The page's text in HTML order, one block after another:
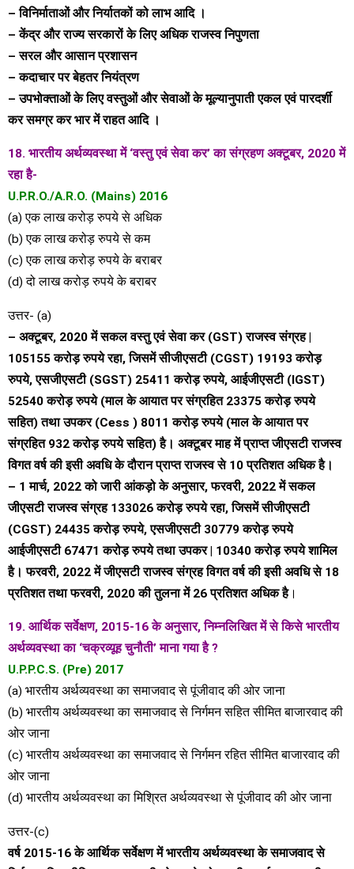
– विनिर्माताओं और निर्यातकों को लाभ आदि ।
– केंद्र और राज्य सरकारों के लिए अधिक राजस्व निपुणता
– सरल और आसान प्रशासन
– कदाचार पर बेहतर नियंत्रण
– उपभोक्ताओं के लिए वस्तुओं और सेवाओं के मूल्यानुपाती एकल एवं पारदर्शी
कर समग्र कर भार में राहत आदि ।
18. भारतीय अर्थव्यवस्था में ‘वस्तु एवं सेवा कर’ का संग्रहण अक्टूबर, 2020 में
रहा है-
U.P.R.O./A.R.O. (Mains) 2016
(a) एक लाख करोड़ रुपये से अधिक
(b) एक लाख करोड़ रुपये से कम
(c) एक लाख करोड़ रुपये के बराबर
(d) दो लाख करोड़ रुपये के बराबर
उत्तर- (a)
– अक्टूबर, 2020 में सकल वस्तु एवं सेवा कर (GST) राजस्व संग्रह |
105155 करोड़ रुपये रहा, जिसमें सीजीएसटी (CGST) 19193 करोड़
रुपये, एसजीएसटी (SGST) 25411 करोड़ रुपये, आईजीएसटी (IGST)
52540 करोड़ रुपये (माल के आयात पर संग्रहित 23375 करोड़ रुपये
सहित) तथा उपकर (Cess ) 8011 करोड़ रुपये (माल के आयात पर
संग्रहित 932 करोड़ रुपये सहित) है। अक्टूबर माह में प्राप्त जीएसटी राजस्व
विगत वर्ष की इसी अवधि के दौरान प्राप्त राजस्व से 10 प्रतिशत अधिक है।
– 1 मार्च, 2022 को जारी आंकड़ो के अनुसार, फरवरी, 2022 में सकल
जीएसटी राजस्व संग्रह 133026 करोड़ रुपये रहा, जिसमें सीजीएसटी
(CGST) 24435 करोड़ रुपये, एसजीएसटी 30779 करोड़ रुपये
आईजीएसटी 67471 करोड़ रुपये तथा उपकर | 10340 करोड़ रुपये शामिल
है। फरवरी, 2022 में जीएसटी राजस्व संग्रह विगत वर्ष की इसी अवधि से 18
प्रतिशत तथा फरवरी, 2020 की तुलना में 26 प्रतिशत अधिक है।
19. आर्थिक सर्वेक्षण, 2015-16 के अनुसार, निम्नलिखित में से किसे भारतीय
अर्थव्यवस्था का ‘चक्रव्यूह चुनौती’ माना गया है ?
U.P.P.C.S. (Pre) 2017
(a) भारतीय अर्थव्यवस्था का समाजवाद से पूंजीवाद की ओर जाना
(b) भारतीय अर्थव्यवस्था का समाजवाद से निर्गमन सहित सीमित बाजारवाद की
ओर जाना
(c) भारतीय अर्थव्यवस्था का समाजवाद से निर्गमन रहित सीमित बाजारवाद की
ओर जाना
(d) भारतीय अर्थव्यवस्था का मिश्रित अर्थव्यवस्था से पूंजीवाद की ओर जाना
उत्तर-(c)
वर्ष 2015-16 के आर्थिक सर्वेक्षण में भारतीय अर्थव्यवस्था के समाजवाद से